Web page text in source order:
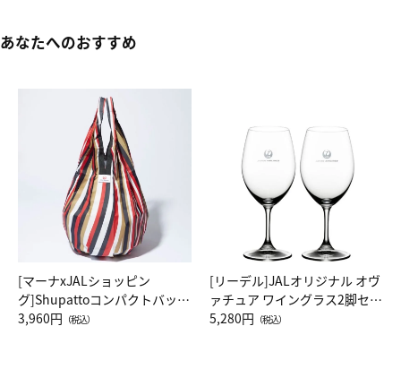
あなたへのおすすめ
[マーナxJALショッピン
グ]Shupattoコンパクトバッグ
Drop JAL客室乗務員（LC）ス
3,960円 （税込）
[リーデル]JALオリジナル オヴ
ァチュア ワイングラス2脚セッ
ト（レッドワイン）
5,280円 （税込）